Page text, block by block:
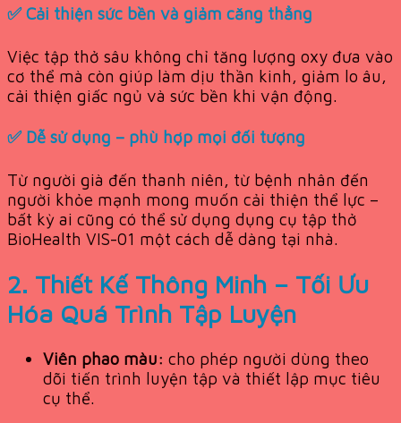
✅Cải thiện sức bền và giảm căng thẳng
Việc tập thở sâu không chỉ tăng lượng oxy đưa vào
cơ thể mà còn giúp làm dịu thần kinh, giảm lo âu,
cải thiện giấc ngủ và sức bền khi vận động.
✅ Dễ sử dụng – phù hợp mọi đối tượng
Từ người già đến thanh niên, từ bệnh nhân đến
người khỏe mạnh mong muốn cải thiện thể lực –
bất kỳ ai cũng có thể sử dụng dụng cụ tập thở
BioHealth VIS-01 một cách dễ dàng tại nhà.
2. Thiết Kế Thông Minh – Tối Ưu
Hóa Quá Trình Tập Luyện
Viên phao màu: cho phép người dùng theo
dõi tiến trình luyện tập và thiết lập mục tiêu
cụ thể.